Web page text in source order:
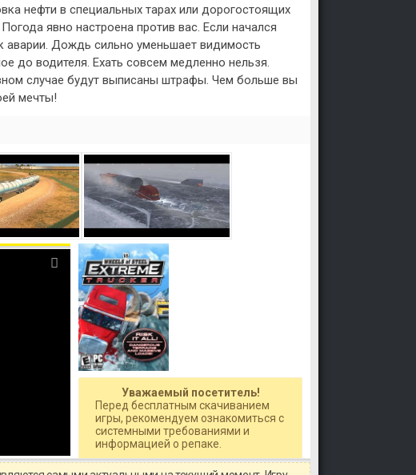
нефти в специальных тарах или дорогостоящих
явно настроена против вас. Если начался
аварии. Дождь сильно уменьшает видимость
до водителя. Ехать совсем медленно нельзя.
случае будут выписаны штрафы. Чем больше вы
мечты!
Уважаемый посетитель!
Перед бесплатным скачиванием
игры, рекомендуем ознакомиться с
системными требованиями и
информацией о репаке.